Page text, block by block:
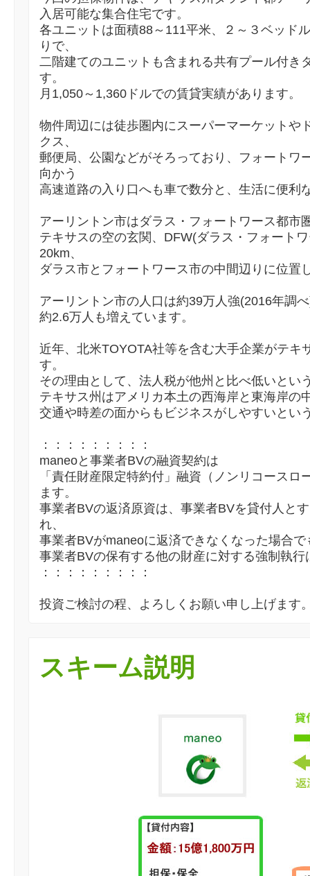
入居可能な集合住宅です。
各ユニットは面積88～111平米、２～３ベッド
りで、
二階建てのユニットも含まれる共有プール付き
す。
月1,050～1,360ドルでの賃貸実績があります。
物件周辺には徒歩圏内にスーパーマーケットや
クス、
郵便局、公園などがそろっており、フォートワ
向かう
高速道路の入り口へも車で数分と、生活に便利
アーリントン市はダラス・フォートワース都市
テキサスの空の玄関、DFW(ダラス・フォート
20km、
ダラス市とフォートワース市の中間辺りに位置
アーリントン市の人口は約39万人強(2016年調
約2.6万人も増えています。
近年、北米TOYOTA社等を含む大手企業がテキ
す。
その理由として、法人税が他州と比べ低いとい
テキサス州はアメリカ本土の西海岸と東海岸の
交通や時差の面からもビジネスがしやすいとい
：：：：：：：：：
maneoと事業者BVの融資契約は
「責任財産限定特約付」融資（ノンリコースロ
ます。
事業者BVの返済原資は、事業者BVを貸付人と
れ、
事業者BVがmaneoに返済できなくなった場合で
事業者BVの保有する他の財産に対する強制執行
：：：：：：：：：
投資ご検討の程、よろしくお願い申し上げます
スキーム説明